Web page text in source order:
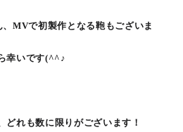
MVで初製作となる鞄もございま
幸いです(^^♪
どれも数に限りがございます！